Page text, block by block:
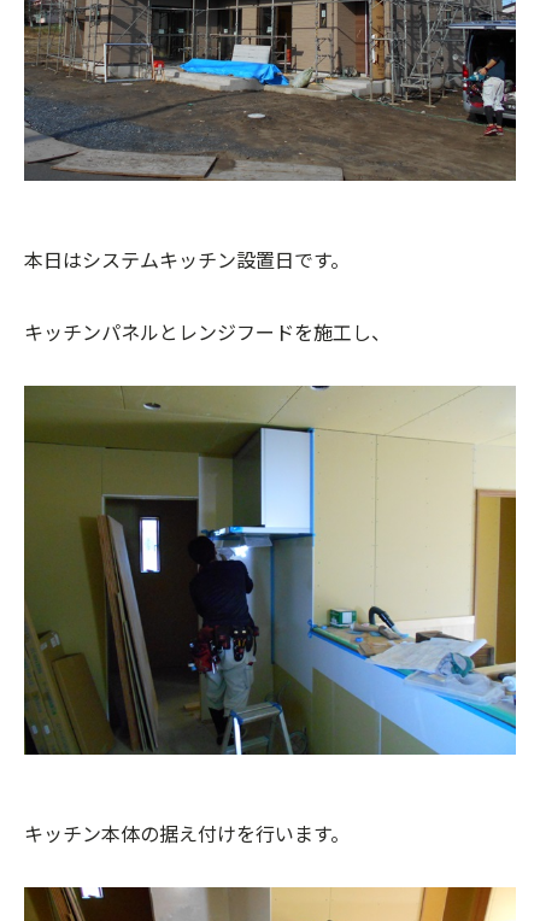
本日はシステムキッチン設置日です。
キッチンパネルとレンジフードを施工し、
キッチン本体の据え付けを行います。